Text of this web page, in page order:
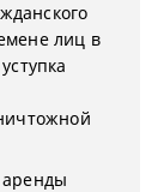
лиц в
аренды